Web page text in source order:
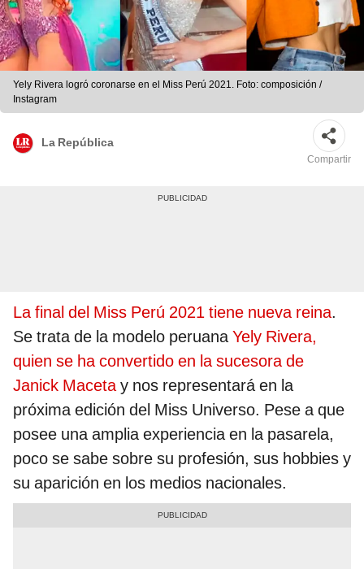
Yely Rivera logró coronarse en el Miss Perú 2021. Foto: composición /
Instagram
La República
Compartir
La final del Miss Perú 2021 tiene nueva reina.
Se trata de la modelo peruanaYely Rivera,
quien se ha convertido en la sucesora de
Janick Macetay nos representará en la
próxima edición del Miss Universo. Pese a que
posee una amplia experiencia en la pasarela,
poco se sabe sobre su profesión, sus hobbies y
su aparición en los medios nacionales.